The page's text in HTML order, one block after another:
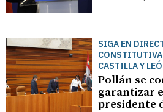
SIGA EN
CONSTITUTIVA
CASTILLA Y
Pollán se
garantizar
presidente